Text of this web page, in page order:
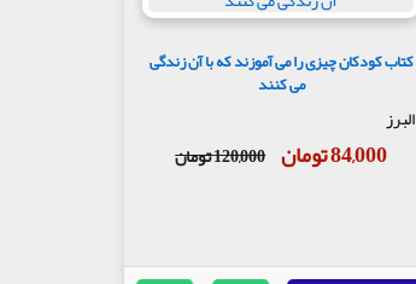
کتاب کودکان چیزی را می آموزند که با آن زندگی
می کنند
البرز
84,000 تومان 120,000 تومان